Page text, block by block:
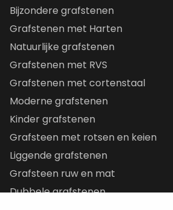
Bijzondere grafstenen
Grafstenen met Harten
Natuurlijke grafstenen
Grafstenen met RVS
Grafstenen met cortenstaal
Moderne grafstenen
Kinder grafstenen
Grafsteen met rotsen en keien
Liggende grafstenen
Grafsteen ruw en mat
Dubbele grafstenen